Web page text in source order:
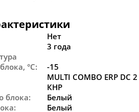
Нет
3 года
°С:
-15
MULTI COMBO ERP DC 2
КНР
блока:
Белый
:
Белый